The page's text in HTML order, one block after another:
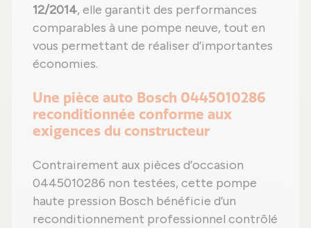
12/2014, elle garantit des performances
comparables à une pompe neuve, tout en
vous permettant de réaliser d’importantes
économies.
Une pièce auto Bosch 0445010286
reconditionnée conforme aux
exigences du constructeur
Contrairement aux pièces d’occasion
0445010286 non testées, cette pompe
haute pression Bosch bénéficie d’un
reconditionnement professionnel contrôlé